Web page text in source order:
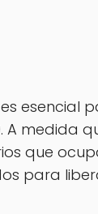
esencial
A medida
que
para